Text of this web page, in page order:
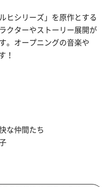
ヒシリーズ」を原作とする
クターやストーリー展開が
。オープニングの音楽や
！
な仲間たち